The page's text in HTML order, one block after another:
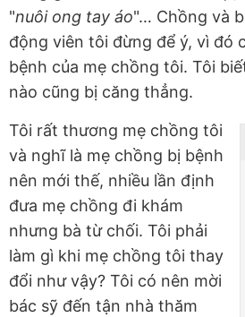
"nuôi ong tay áo"… Chồng và
động viên tôi đừng để ý, vì đó
bệnh của mẹ chồng tôi. Tôi
nào cũng bị căng thẳng.
Tôi rất thương mẹ chồng tôi
và nghĩ là mẹ chồng bị bệnh
nên mới thế, nhiều lần định
đưa mẹ chồng đi khám
nhưng bà từ chối. Tôi phải
làm gì khi mẹ chồng tôi thay
đổi như vậy? Tôi có nên mời
bác sỹ đến tận nhà thăm